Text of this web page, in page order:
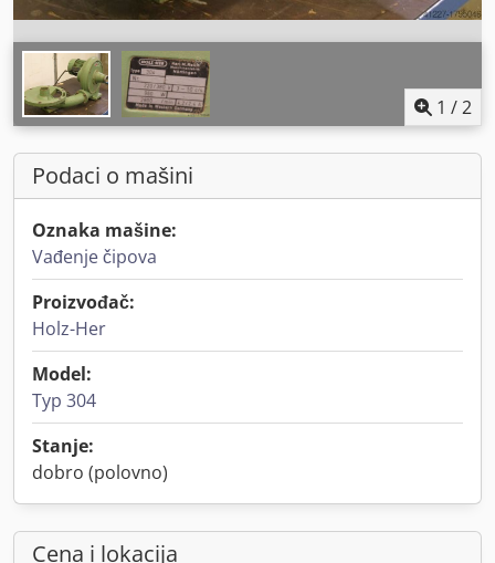
1 /2
Podaci o mašini
Oznaka mašine:
Vađenje čipova
Proizvođač:
Holz-Her
Model:
Typ 304
Stanje:
dobro (polovno)
Cena i lokacija